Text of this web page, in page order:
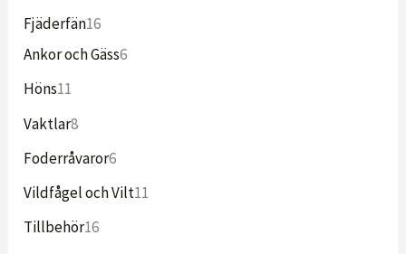
Fjäderfän16
Ankor och Gäss6
Höns11
Vaktlar8
Foderråvaror6
Vildfågel och Vilt11
Tillbehör16